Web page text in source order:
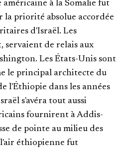
à la Somalie fut
priorité absolue accordée
d'Israël. Les
servaient de relais aux
Les États-Unis sont
le principal architecte du
l'Éthiopie dans les années
s'avéra tout aussi
fournirent à Addis-
de pointe au milieu des
l'air éthiopienne fut